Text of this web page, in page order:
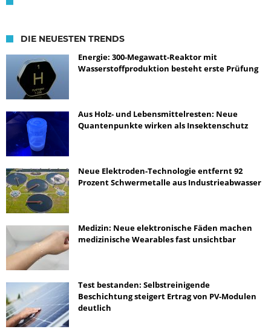
DIE NEUESTEN TRENDS
Energie: 300-Megawatt-Reaktor mit
Wasserstoffproduktion besteht erste Prüfung
Aus Holz- und Lebensmittelresten: Neue
Quantenpunkte wirken als Insektenschutz
Neue Elektroden-Technologie entfernt 92
Prozent Schwermetalle aus Industrieabwasser
Medizin: Neue elektronische Fäden machen
medizinische Wearables fast unsichtbar
Test bestanden: Selbstreinigende
Beschichtung steigert Ertrag von PV-Modulen
deutlich